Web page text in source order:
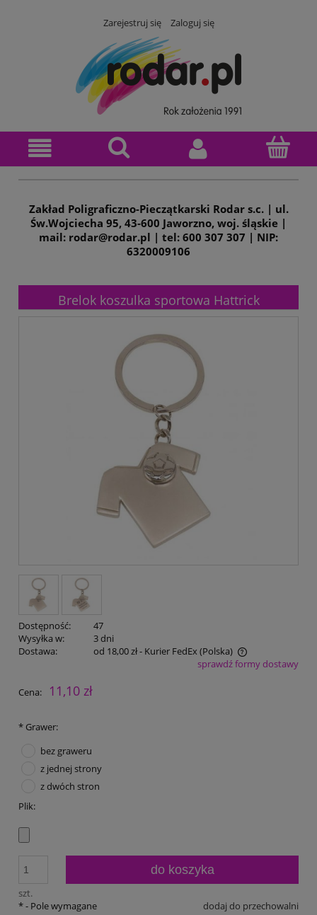
Zarejestruj się Zaloguj się
Zakład Poligraficzno-Pieczątkarski Rodar s.c. | ul.
Św.Wojciecha 95, 43-600 Jaworzno, woj. śląskie |
mail: rodar@rodar.pl | tel: 600 307 307 | NIP:
6320009106
Brelok koszulka sportowa Hattrick
Dostępność:
47
Wysyłka w:
3 dni
Dostawa:
od 18,00 zł- Kurier FedEx(Polska)
Cena nie zawiera ewentualnych kosztów płatnościsprawdź formy dostawy
Cena: 11,10 zł
* Grawer:
bez graweru
z jednej strony
z dwóch stron
Plik:
szt.
do koszyka
dodaj do przechowalni
*- Pole wymagane